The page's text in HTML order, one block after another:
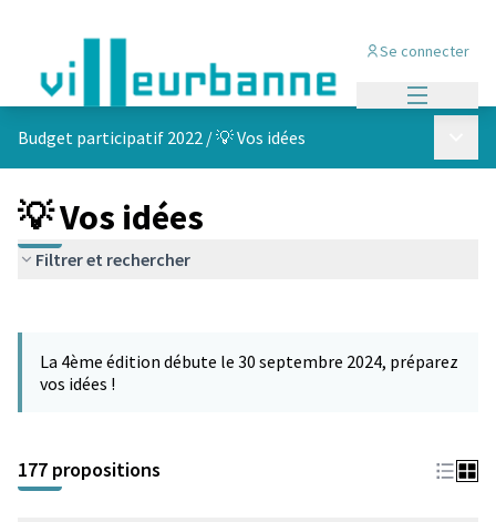
Se connecter
Budget participatif 2022 /💡 Vos idées
💡 Vos idées
Filtrer et rechercher
−
La 4ème édition débute le 30 septembre 2024, préparez
vos idées !
177 propositions